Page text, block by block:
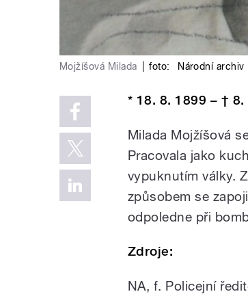
Mojžíšová Milada foto: Národní archiv
* 18. 8. 1899 – †
Milada Mojžíšová
Pracovala jako
vypuknutím války.
způsobem se
odpoledne při
Zdroje:
NA, f. Policejní